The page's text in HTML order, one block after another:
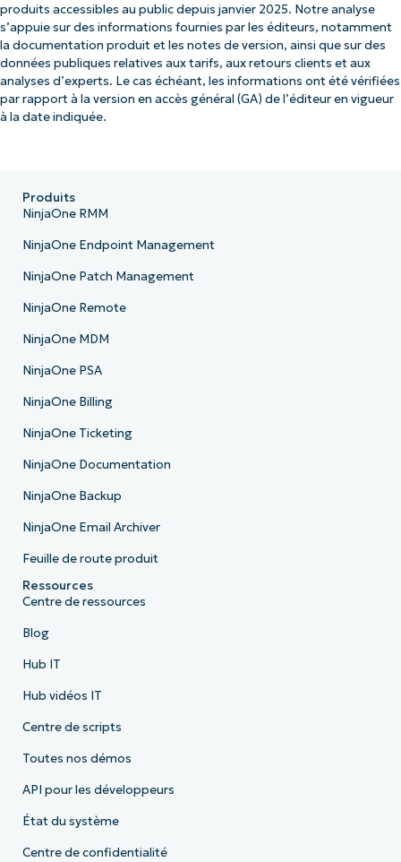
produits accessibles au public depuis janvier 2025. Notre analyse
s’appuie sur des informations fournies par les éditeurs, notamment
la documentation produit et les notes de version, ainsi que sur des
données publiques relatives aux tarifs, aux retours clients et aux
analyses d’experts. Le cas échéant, les informations ont été vérifiées
par rapport à la version en accès général (GA) de l’éditeur en vigueur
à la date indiquée.
Produits
NinjaOne RMM
NinjaOne Endpoint Management
NinjaOne Patch Management
NinjaOne Remote
NinjaOne MDM
NinjaOne PSA
NinjaOne Billing
NinjaOne Ticketing
NinjaOne Documentation
NinjaOne Backup
NinjaOne Email Archiver
Feuille de route produit
Ressources
Centre de ressources
Blog
Hub IT
Hub vidéos IT
Centre de scripts
Toutes nos démos
API pour les développeurs
État du système
Centre de confidentialité